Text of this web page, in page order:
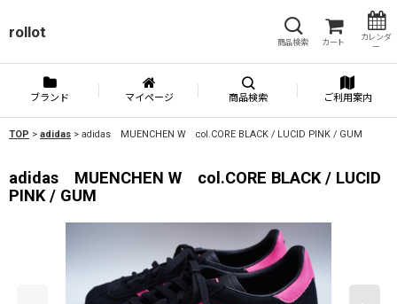
rollot
商品検索 カート
カレンダ
ー
ブランド マイページ 商品検索 ご利用案内
TOP > adidas > adidas MUENCHEN W col.CORE BLACK / LUCID PINK / GUM
adidas MUENCHEN W col.CORE BLACK / LUCID
PINK / GUM